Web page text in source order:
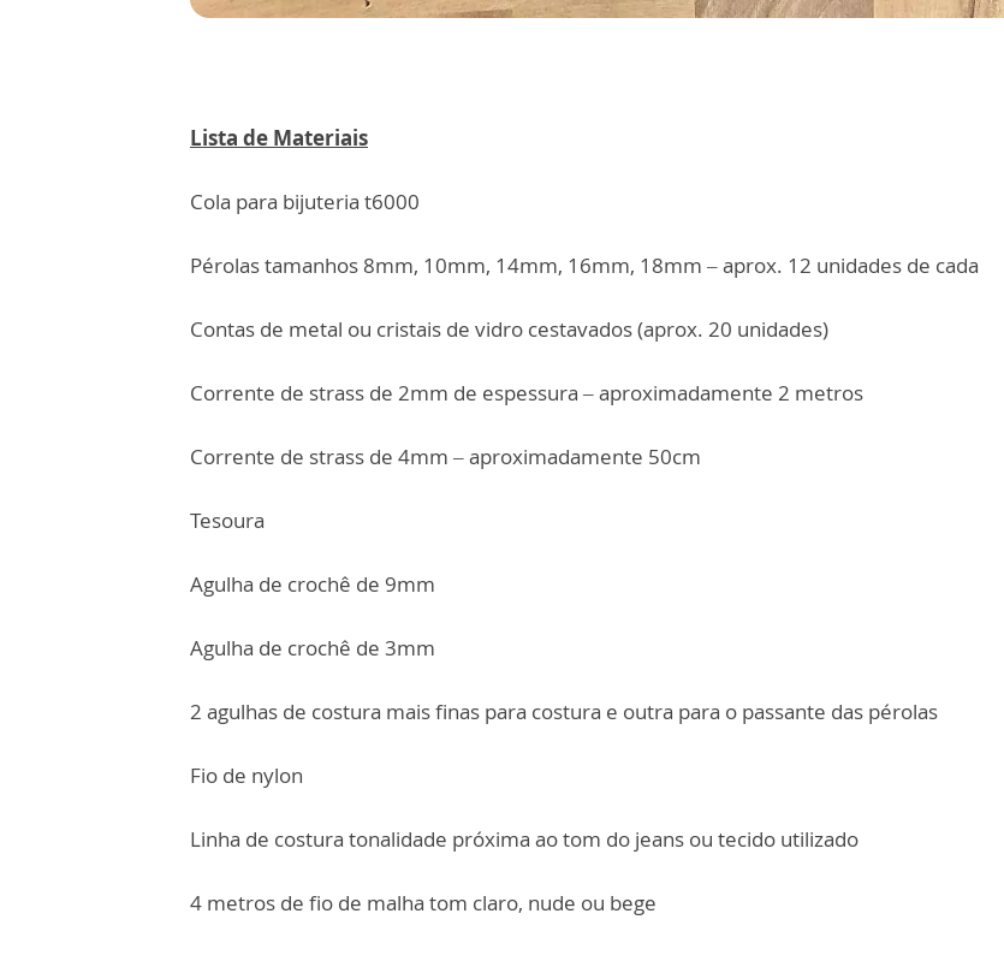
Lista de Materiais
Cola para bijuteria t6000
Pérolas tamanhos 8mm, 10mm, 14mm, 16mm, 18mm – aprox. 12 unidades de cada
Contas de metal ou cristais de vidro cestavados (aprox. 20 unidades)
Corrente de strass de 2mm de espessura – aproximadamente 2 metros
Corrente de strass de 4mm – aproximadamente 50cm
Tesoura
Agulha de crochê de 9mm
Agulha de crochê de 3mm
2 agulhas de costura mais finas para costura e outra para o passante das pérolas
Fio de nylon
Linha de costura tonalidade próxima ao tom do jeans ou tecido utilizado
4 metros de fio de malha tom claro, nude ou bege